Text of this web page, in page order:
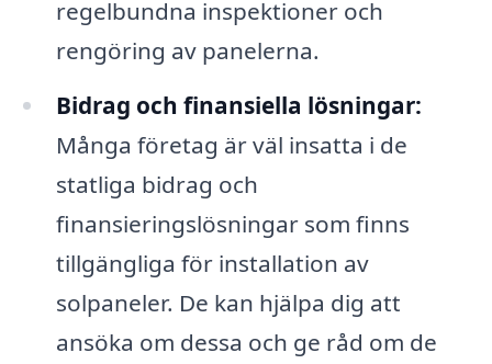
regelbundna inspektioner och
rengöring av panelerna.
Bidrag och finansiella lösningar:
Många företag är väl insatta i de
statliga bidrag och
finansieringslösningar som finns
tillgängliga för installation av
solpaneler. De kan hjälpa dig att
ansöka om dessa och ge råd om de